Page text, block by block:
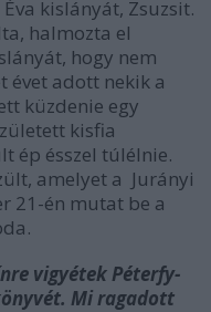
kislányát, Zsuzsit.
halmozta el
hogy nem
évet adott nekik a
küzdenie egy
kisfia
ép ésszel túlélnie.
amelyet a Jurányi
21-én mutat be a
vigyétek Péterfy-
Mi ragadott